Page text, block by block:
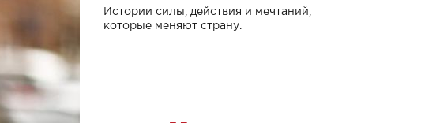
Истории силы, действия и мечтаний,
которые меняют страну.